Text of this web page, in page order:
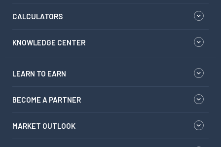
CALCULATORS
KNOWLEDGE CENTER
LEARN TO EARN
BECOME A PARTNER
MARKET OUTLOOK